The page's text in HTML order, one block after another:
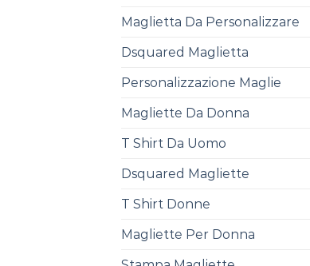
Maglietta Da Personalizzare
Dsquared Maglietta
Personalizzazione Maglie
Magliette Da Donna
T Shirt Da Uomo
Dsquared Magliette
T Shirt Donne
Magliette Per Donna